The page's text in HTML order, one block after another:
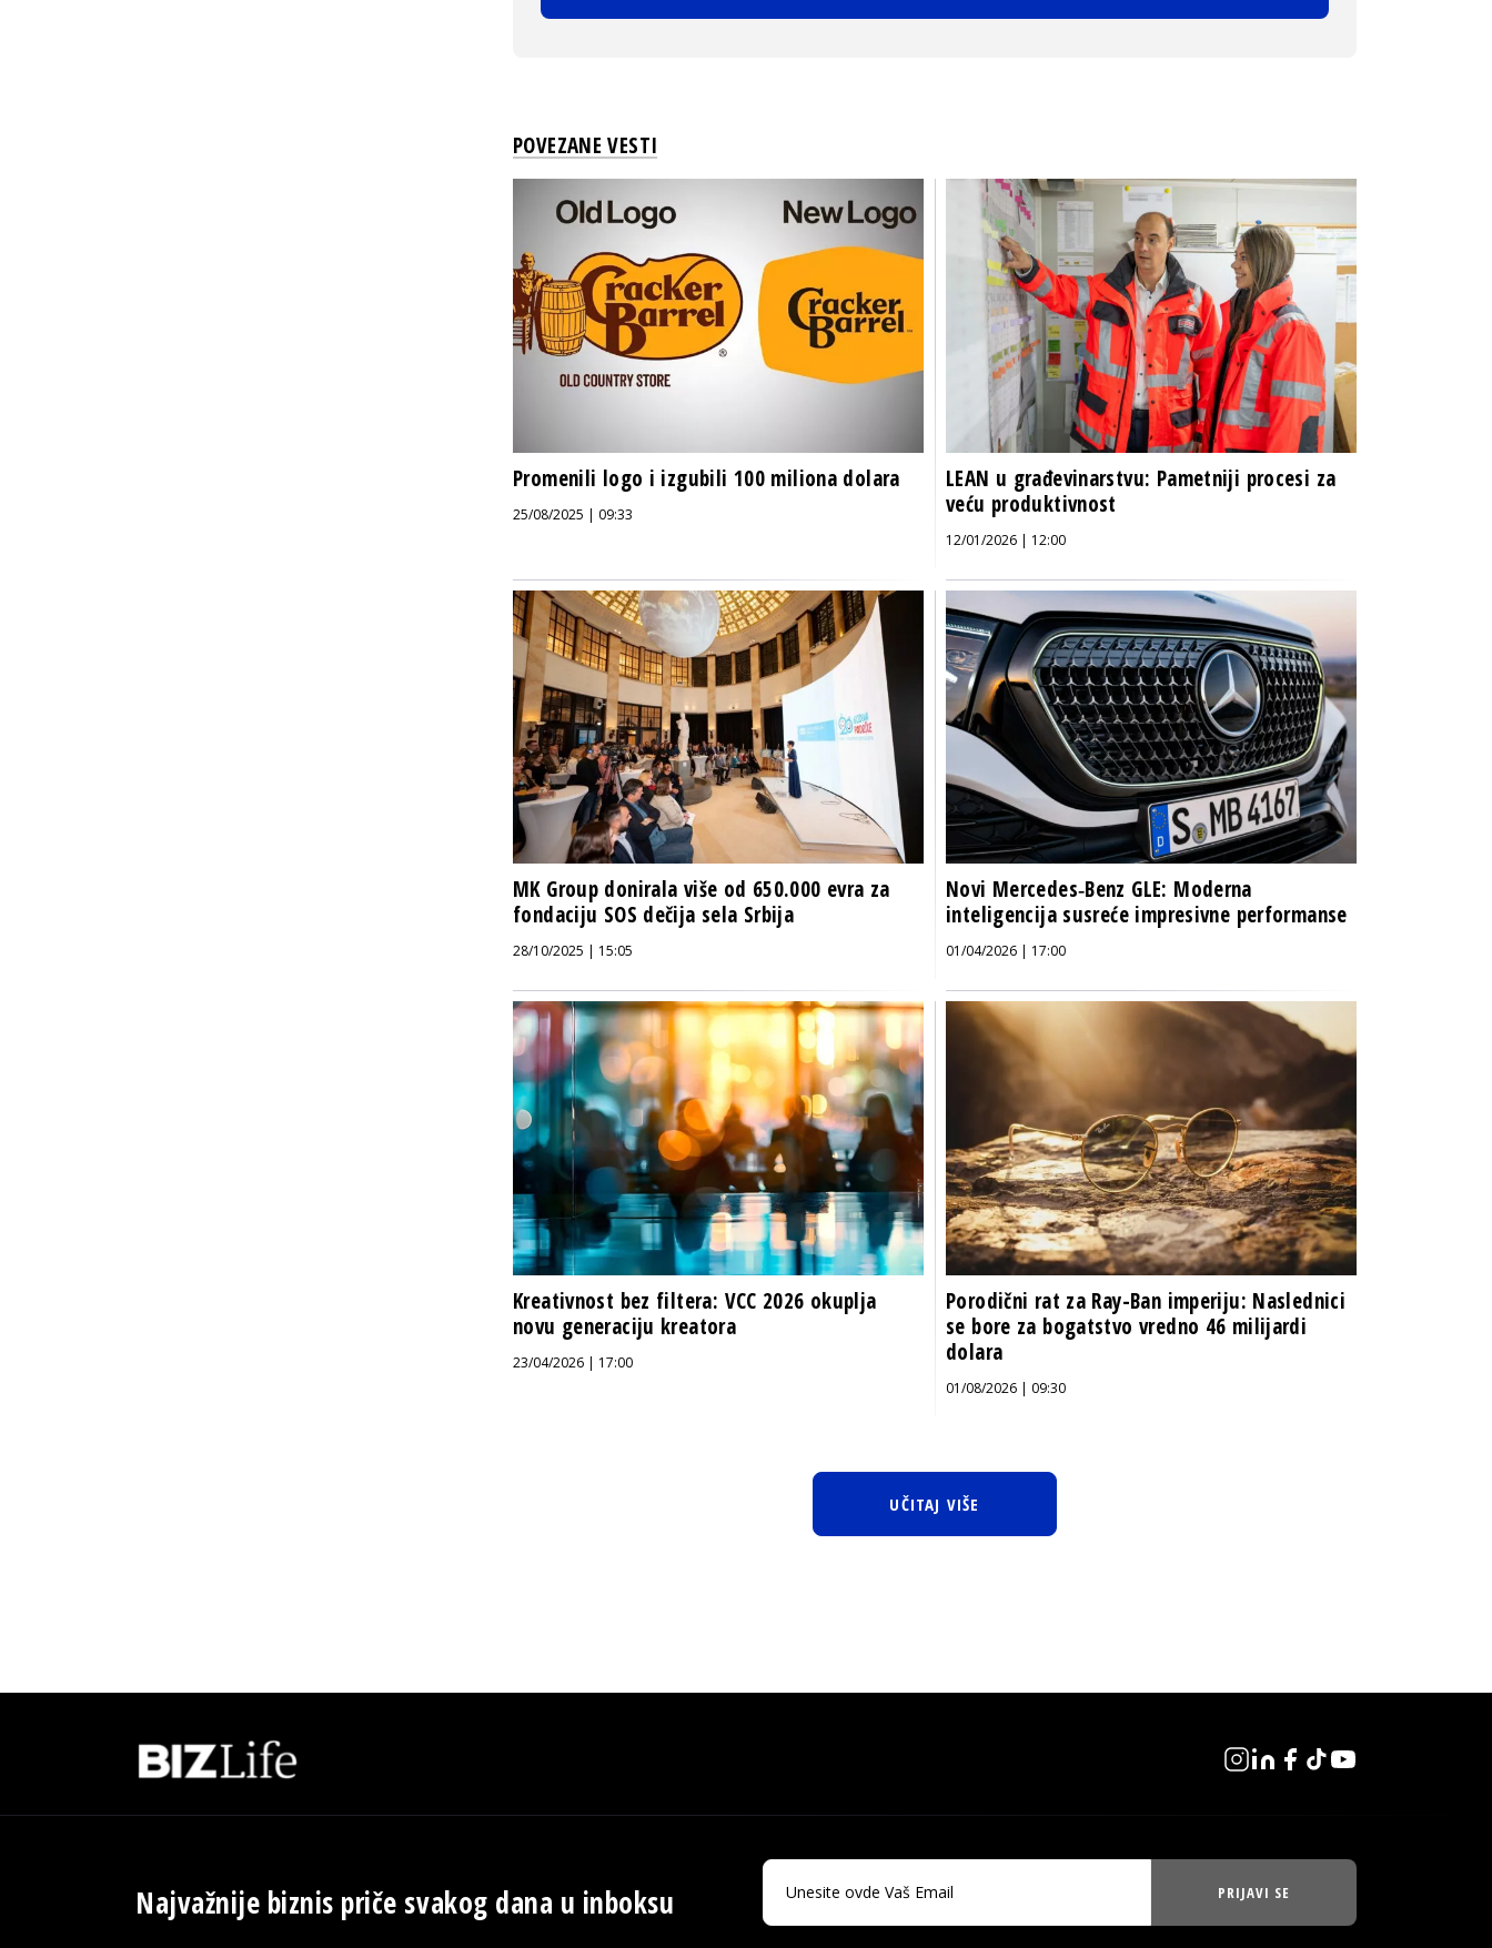
POVEZANE VESTI
Promenili logo i izgubili 100 miliona dolara
25/08/2025 | 09:33
LEAN u građevinarstvu: Pametniji procesi za
veću produktivnost
12/01/2026 | 12:00
MK Group donirala više od 650.000 evra za
fondaciju SOS dečija sela Srbija
28/10/2025 | 15:05
Novi Mercedes‑Benz GLE: Moderna
inteligencija susreće impresivne performanse
01/04/2026 | 17:00
Kreativnost bez filtera: VCC 2026 okuplja
novu generaciju kreatora
23/04/2026 | 17:00
Porodični rat za Ray-Ban imperiju: Naslednici
se bore za bogatstvo vredno 46 milijardi
dolara
01/08/2026 | 09:30
UČITAJ VIŠE
Najvažnije biznis priče svakog dana u inboksu PRIJAVI SE